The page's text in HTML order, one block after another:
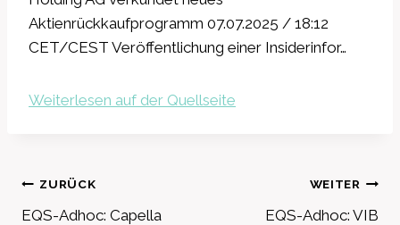
Aktienrückkaufprogramm 07.07.2025 / 18:12
CET/CEST Veröffentlichung einer Insiderinfor…
Weiterlesen auf der Quellseite
Beitragsnavigation
ZURÜCK
EQS-Adhoc: Capella
WEITER
EQS-Adhoc: VIB